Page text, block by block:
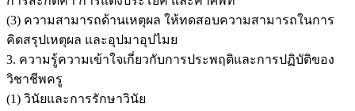
(3) ความสามารถด้านเหตุผล ให้ทดสอบความสามารถในการ
คิดสรุปเหตุผล และอุปมาอุปไมย
3. ความรู้ความเข้าใจเกี่ยวกับการประพฤติและการปฏิบัติของ
วิชาชีพครู
(1) วินัยและการรักษาวินัย